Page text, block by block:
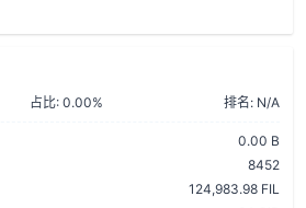
占比: 0.00% 排名: N/A
0.00 B
8452
124,983.98 FIL